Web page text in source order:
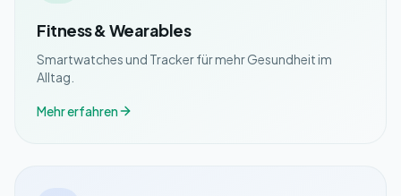
Fitness & Wearables
Smartwatches und Tracker für mehr Gesundheit im
Alltag.
Mehr erfahren